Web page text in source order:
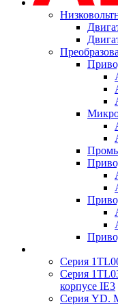
Серия
Серия
корпусе IE3
Серия YD.